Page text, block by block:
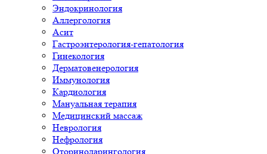
Эндокринология
Аллергология
Асит
Гастроэнтерология-гепатология
Гинекология
Дерматовенерология
Иммунология
Кардиология
Мануальная терапия
Медицинский массаж
Неврология
Нефрология
Оториноларингология